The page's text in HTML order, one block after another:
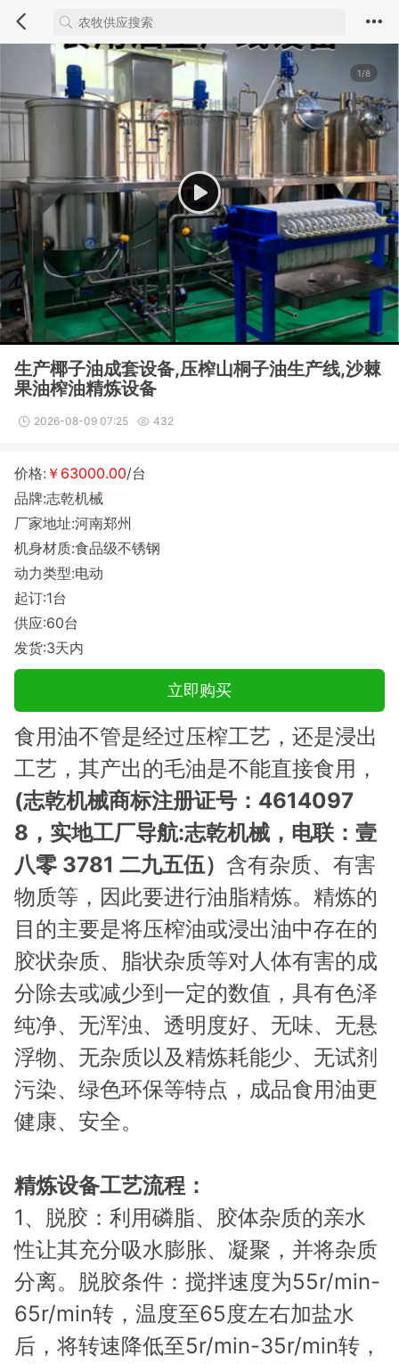
1/8
生产椰子油成套设备,压榨山桐子油生产线,沙棘
果油榨油精炼设备
2026-08-09 07:25 432
价格: ￥63000.00/台
品牌:志乾机械
厂家地址:河南郑州
机身材质:食品级不锈钢
动力类型:电动
起订:1台
供应:60台
发货:3天内
立即购买
食用油不管是经过压榨工艺，还是浸出
工艺，其产出的毛油是不能直接食用，
(志乾机械商标注册证号：4614097
8，实地工厂导航:志乾机械，电联：壹
八零 3781 二九五伍） 含有杂质、有害
物质等，因此要进行油脂精炼。精炼的
目的主要是将压榨油或浸出油中存在的
胶状杂质、脂状杂质等对人体有害的成
分除去或减少到一定的数值，具有色泽
纯净、无浑浊、透明度好、无味、无悬
浮物、无杂质以及精炼耗能少、无试剂
污染、绿色环保等特点，成品食用油更
健康、安全。
精炼设备工艺流程：
1、脱胶：利用磷脂、胶体杂质的亲水
性让其充分吸水膨胀、凝聚，并将杂质
分离。脱胶条件：搅拌速度为55r/min-
65r/min转，温度至65度左右加盐水
后，将转速降低至5r/min-35r/min转，